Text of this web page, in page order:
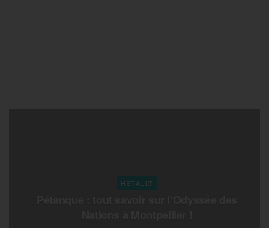
HERAULT